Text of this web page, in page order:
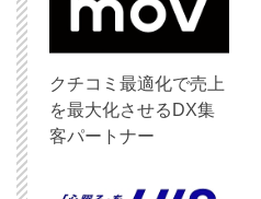
クチコミ最適化で売上
を最大化させるDX集
客パートナー